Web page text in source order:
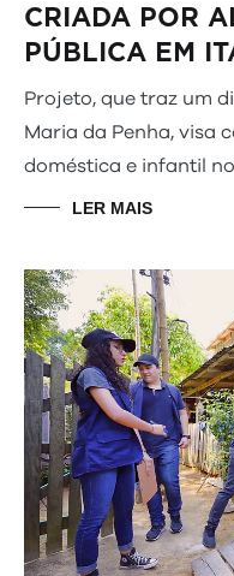
CRIADA POR
PÚBLICA EM
Projeto, que traz um
Maria da Penha, visa
doméstica e infantil
LER MAIS